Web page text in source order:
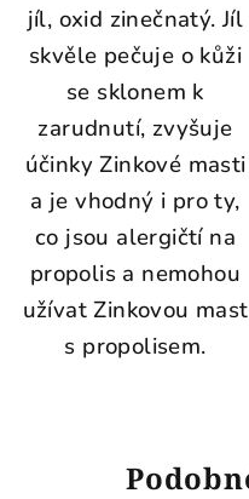
jíl, oxid zinečnatý. Jíl
skvěle pečuje o kůži
se sklonem k
zarudnutí, zvyšuje
účinky Zinkové masti
a je vhodný i pro ty,
co jsou alergičtí na
propolis a nemohou
užívat Zinkovou mast
s propolisem.